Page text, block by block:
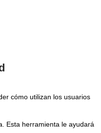
cómo utilizan los usuarios
Esta herramienta le ayudará